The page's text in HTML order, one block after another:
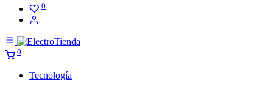
0
0
Tecnología